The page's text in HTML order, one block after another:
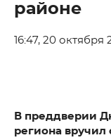
районе
16:47, 20 октября
В преддверии
региона вручил